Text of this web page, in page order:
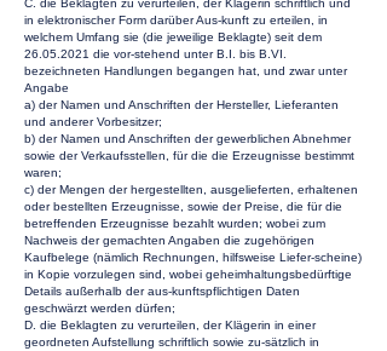
C. die Beklagten zu verurteilen, der Klägerin schriftlich und
in elektronischer Form darüber Aus-kunft zu erteilen, in
welchem Umfang sie (die jeweilige Beklagte) seit dem
26.05.2021 die vor-stehend unter B.I. bis B.VI.
bezeichneten Handlungen begangen hat, und zwar unter
Angabe
a) der Namen und Anschriften der Hersteller, Lieferanten
und anderer Vorbesitzer;
b) der Namen und Anschriften der gewerblichen Abnehmer
sowie der Verkaufsstellen, für die die Erzeugnisse bestimmt
waren;
c) der Mengen der hergestellten, ausgelieferten, erhaltenen
oder bestellten Erzeugnisse, sowie der Preise, die für die
betreffenden Erzeugnisse bezahlt wurden; wobei zum
Nachweis der gemachten Angaben die zugehörigen
Kaufbelege (nämlich Rechnungen, hilfsweise Liefer-scheine)
in Kopie vorzulegen sind, wobei geheimhaltungsbedürftige
Details außerhalb der aus-kunftspflichtigen Daten
geschwärzt werden dürfen;
D. die Beklagten zu verurteilen, der Klägerin in einer
geordneten Aufstellung schriftlich sowie zu-sätzlich in